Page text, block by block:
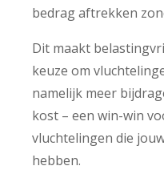
bedrag aftrekken
Dit maakt
keuze om
namelijk meer
kost – een win-win
vluchtelingen die
hebben.